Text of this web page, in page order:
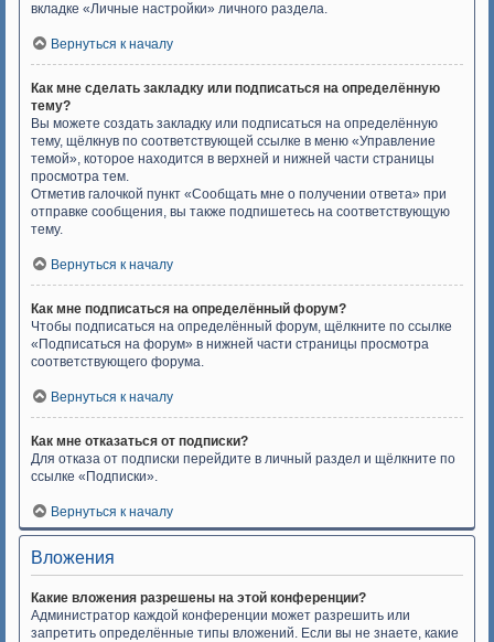
вкладке «Личные настройки» личного раздела.
Вернуться к началу
Как мне сделать закладку или подписаться на определённую
тему?
Вы можете создать закладку или подписаться на определённую
тему, щёлкнув по соответствующей ссылке в меню «Управление
темой», которое находится в верхней и нижней части страницы
просмотра тем.
Отметив галочкой пункт «Сообщать мне о получении ответа» при
отправке сообщения, вы также подпишетесь на соответствующую
тему.
Вернуться к началу
Как мне подписаться на определённый форум?
Чтобы подписаться на определённый форум, щёлкните по ссылке
«Подписаться на форум» в нижней части страницы просмотра
соответствующего форума.
Вернуться к началу
Как мне отказаться от подписки?
Для отказа от подписки перейдите в личный раздел и щёлкните по
ссылке «Подписки».
Вернуться к началу
Вложения
Какие вложения разрешены на этой конференции?
Администратор каждой конференции может разрешить или
запретить определённые типы вложений. Если вы не знаете, какие